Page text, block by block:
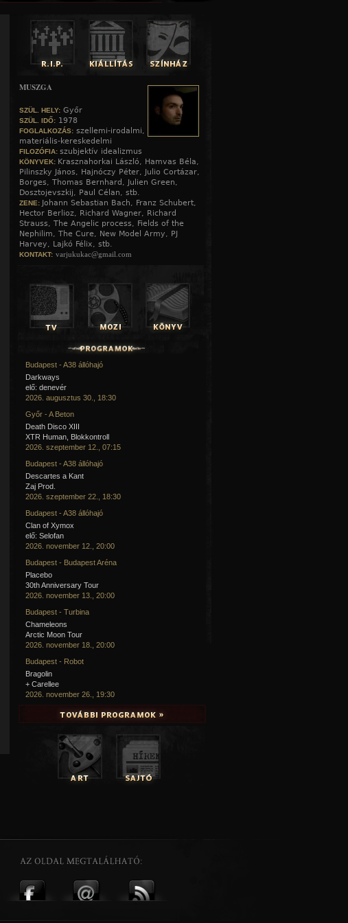
MUSZGA
SZÜL. HELY: Győr
SZÜL. IDŐ: 1978
FOGLALKOZÁS: szellemi-irodalmi,
materiális-kereskedelmi
FILOZÓFIA: szubjektív idealizmus
KÖNYVEK: Krasznahorkai László, Hamvas Béla,
Pilinszky János, Hajnóczy Péter, Julio Cortázar,
Borges, Thomas Bernhard, Julien Green,
Dosztojevszkij, Paul Célan, stb.
ZENE: Johann Sebastian Bach, Franz Schubert,
Hector Berlioz, Richard Wagner, Richard
Strauss, The Angelic process, Fields of the
Nephilim, The Cure, New Model Army, PJ
Harvey, Lajkó Félix, stb.
KONTAKT: varjukukac@gmail.com
Budapest - A38 állóhajó
Darkways
elő: denevér
2026. augusztus 30., 18:30
Győr - A Beton
Death Disco XIII
XTR Human, Blokkontroll
2026. szeptember 12., 07:15
Budapest - A38 állóhajó
Descartes a Kant
Zaj Prod.
2026. szeptember 22., 18:30
Budapest - A38 állóhajó
Clan of Xymox
elő: Selofan
2026. november 12., 20:00
Budapest - Budapest Aréna
Placebo
30th Anniversary Tour
2026. november 13., 20:00
Budapest - Turbina
Chameleons
Arctic Moon Tour
2026. november 18., 20:00
Budapest - Robot
Bragolin
+ Carellee
2026. november 26., 19:30